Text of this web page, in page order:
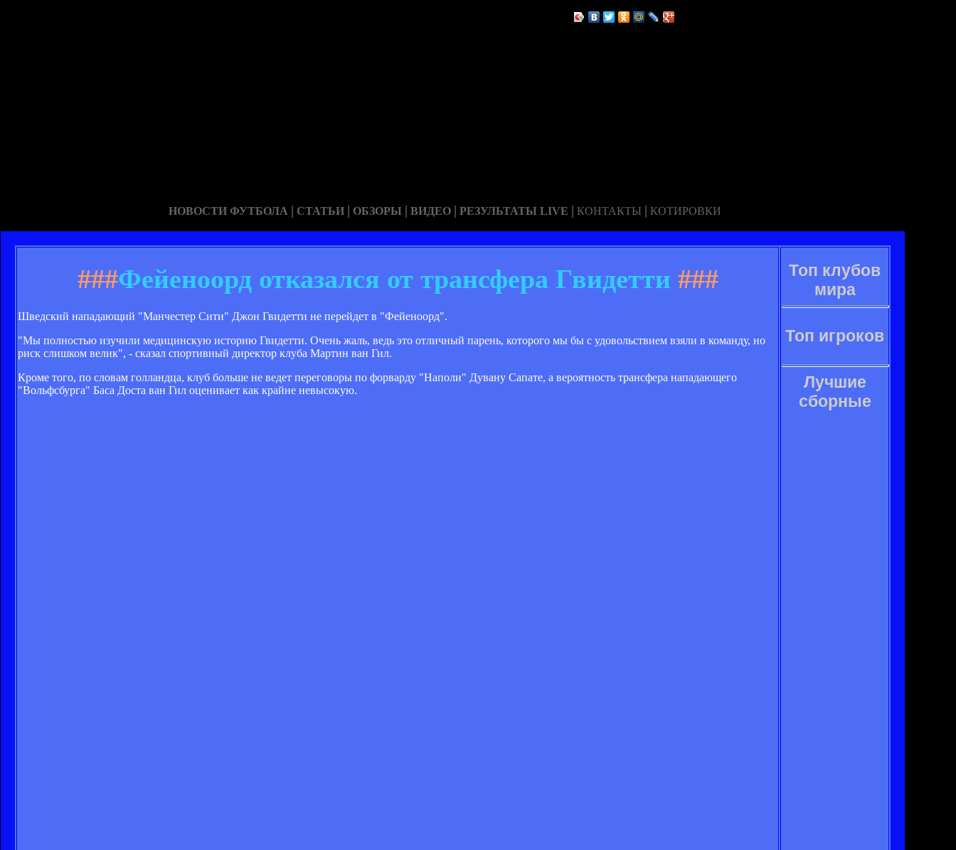
НОВОСТИ ФУТБОЛА | СТАТЬИ | ОБЗОРЫ | ВИДЕО | РЕЗУЛЬТАТЫ LIVE | КОНТАКТЫ | КОТИРОВКИ
###Фейеноорд отказался от трансфера Гвидетти ###
Шведский нападающий "Манчестер Сити" Джон Гвидетти не перейдет в "Фейеноорд".
"Мы полностью изучили медицинскую историю Гвидетти. Очень жаль, ведь это отличный парень, которого мы бы с удовольствием взяли в команду, но
риск слишком велик", - сказал спортивный директор клуба Мартин ван Гил.
Кроме того, по словам голландца, клуб больше не ведет переговоры по форварду "Наполи" Дувану Сапате, а вероятность трансфера нападающего
"Вольфсбурга" Баса Доста ван Гил оценивает как крайне невысокую.
Топ клубов
мира
Топ игроков
Лучшие
сборные